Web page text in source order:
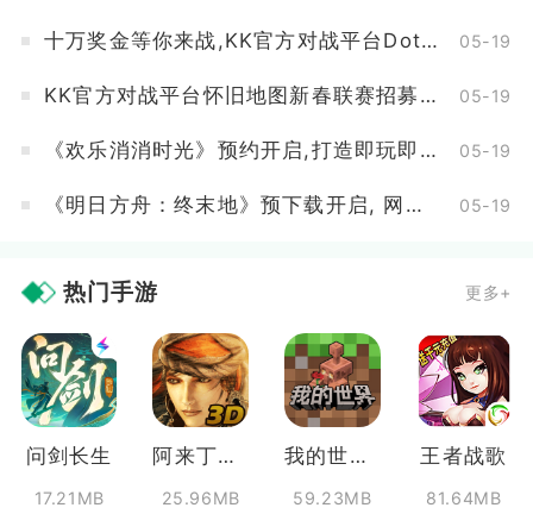
十万奖金等你来战,KK官方对战平台DotA 2026春季联赛开启 05-19
KK官方对战平台怀旧地图新春联赛招募开启,海量赞助等你来报名 05-19
《欢乐消消时光》预约开启,打造即玩即收藏的“多海岛旅行纪录片” 05-19
《明日方舟：终末地》预下载开启, 网易云游戏免下载不占内存 05-19
热门手游 更多+
问剑长生
17.21MB
阿来丁历险记
25.96MB
我的世界移动版
59.23MB
王者战歌
81.64MB